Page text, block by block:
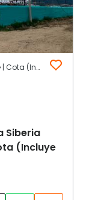
Vía Siberia cota vuelta grande | Cota (Incluye Siberia)
Siberia
(Incluye